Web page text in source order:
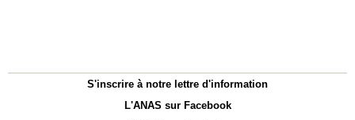
S'inscrire à notre lettre d'information
L'ANAS sur Facebook